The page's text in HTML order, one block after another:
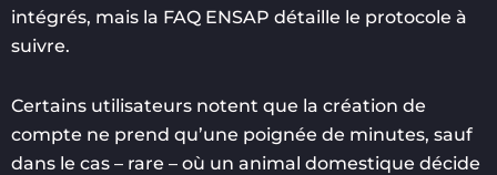
intégrés, mais la FAQ ENSAP détaille le protocole à
suivre.
Certains utilisateurs notent que la création de
compte ne prend qu’une poignée de minutes, sauf
dans le cas – rare – où un animal domestique décide